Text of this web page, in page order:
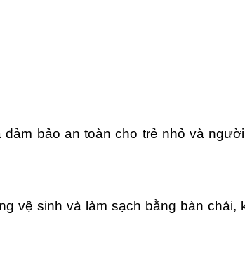
bảo an toàn cho trẻ nhỏ và
vệ sinh và làm sạch bằng bàn chải,